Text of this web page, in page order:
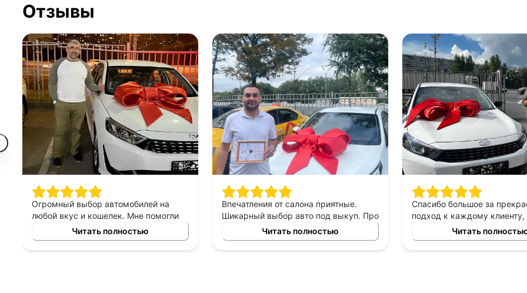
Отзывы
Огромный выбор автомобилей на
любой вкус и кошелек. Мне помогли
найти машину, которая идеально
подходит для моих потребностей.
Отдельное спасибо менеджеру за
Читать полностью
Впечатления от салона приятные.
Шикарный выбор авто под выкуп. Про
персонал могу сказать только
хорошее, приятны в общении,
терпеливые, помогают сделать
Читать полностью
Спасибо большое за
подход к каждому
выборе автомобиля в
выкуп, прекрасный
который был всегда с нами
Читать